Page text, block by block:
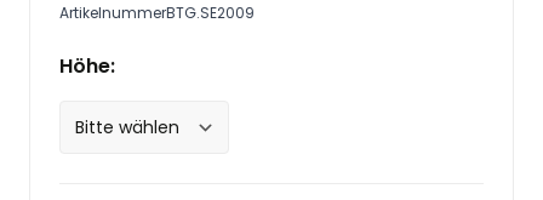
ArtikelnummerBTG.SE2009
Höhe: